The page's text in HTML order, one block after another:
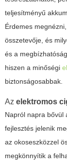
teljesítményű
Érdemes
összetevője, és
és a
hiszen a minőségi
biztonságosabbak.
Az elektromos
Napról napra bővül
fejlesztés jelenik
az okoseszközzel
megkönnyítik a